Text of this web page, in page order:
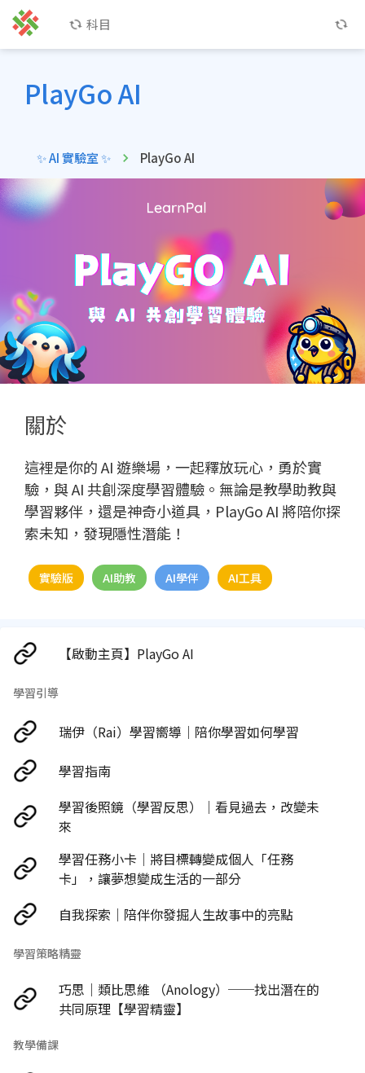
科目
PlayGo AI
✨ AI 實驗室 ✨ PlayGo AI
關於
這裡是你的 AI 遊樂場，一起釋放玩心，勇於實
驗，與 AI 共創深度學習體驗。無論是教學助教與
學習夥伴，還是神奇小道具，PlayGo AI 將陪你探
索未知，發現隱性潛能！
實驗版 AI助教 AI學伴 AI工具
【啟動主頁】PlayGo AI
學習引導
瑞伊（Rai）學習嚮導｜陪你學習如何學習
學習指南
學習後照鏡（學習反思）｜看見過去，改變未
來
學習任務小卡｜將目標轉變成個人「任務
卡」，讓夢想變成生活的一部分
自我探索｜陪伴你發掘人生故事中的亮點
學習策略精靈
巧思｜類比思維 （Anology）──找出潛在的
共同原理【學習精靈】
教學備課